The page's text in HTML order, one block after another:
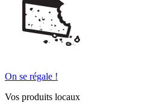
On se régale !
Vos produits locaux